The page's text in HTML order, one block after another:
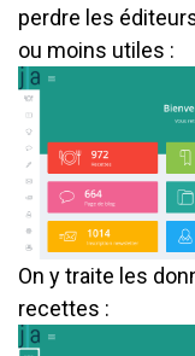
perdre les
ou moins utiles :
On y traite les
recettes :